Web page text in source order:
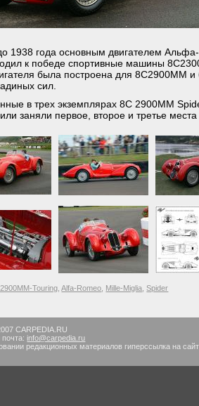
1938 года основным двигателем
к победе спортивные машины
была построена для 8С2900ММ и
сил.
в трех экземплярах 8C 2900MM
заняли первое, второе и третье
Touring ,Alfa-Romeo Mille-Miglia ,Spider
CARPEDIA.RU
info@carpedia.ru
редакционных материалов гиперссылка на